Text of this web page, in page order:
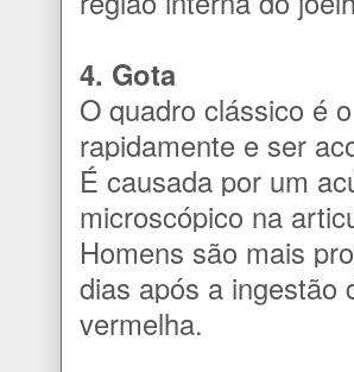
4. Gota
O quadro clássico é
rapidamente e ser
É causada por um
microscópico na
Homens são mais
dias após a ingestão
vermelha.